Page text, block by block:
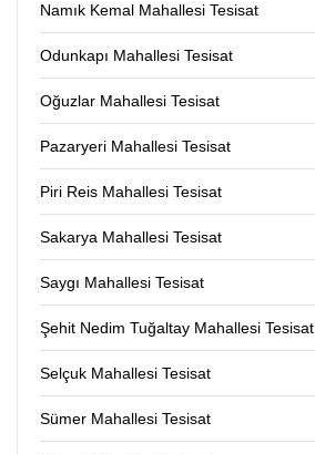
Namık Kemal Mahallesi Tesisat
Odunkapı Mahallesi Tesisat
Oğuzlar Mahallesi Tesisat
Pazaryeri Mahallesi Tesisat
Piri Reis Mahallesi Tesisat
Sakarya Mahallesi Tesisat
Saygı Mahallesi Tesisat
Şehit Nedim Tuğaltay Mahallesi Tesisat
Selçuk Mahallesi Tesisat
Sümer Mahallesi Tesisat